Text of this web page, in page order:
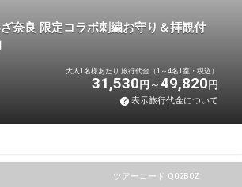
ざ奈良 限定コラボ刺繍お守り＆拝観付
大人1名様あたり 旅行代金（1～4名1室・税込）
31,530 円 49,820 円
表示旅行代金について
ツアーコード Q02B0Z